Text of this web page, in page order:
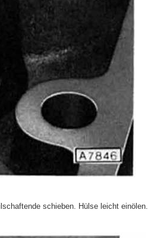
schieben. Hülse leicht einölen.